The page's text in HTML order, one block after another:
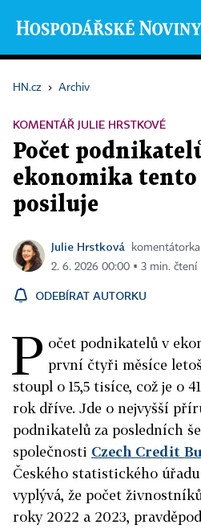
HN.cz › Archiv
KOMENTÁŘ JULIE HRSTKOVÉ
Počet
ekonomika
posiluje
Julie Hrstková
komentátorka
2. 6. 2026 00:00 ▪ 3 min. čtení
ODEBÍRAT AUTORKU
P očet podnikatelů v
první čtyři měsíce
stoupl o 15,5 tisíce, což je o
rok dříve. Jde o nejvyšší
podnikatelů za posledních
společnosti Czech Credit
Českého statistického úřadu
vyplývá, že počet
roky 2022 a 2023,